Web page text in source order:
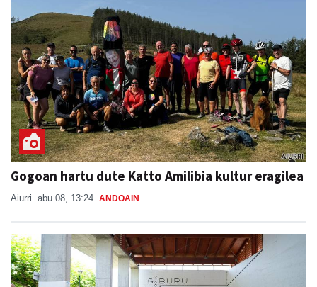
Gogoan hartu dute Katto Amilibia kultur eragilea
Aiurri abu 08, 13:24 ANDOAIN